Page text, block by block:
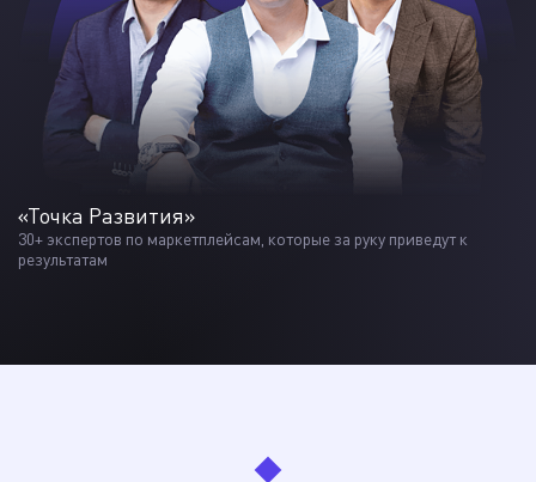
«Точка Развития»
30+ экспертов по маркетплейсам, которые за руку приведут к
результатам